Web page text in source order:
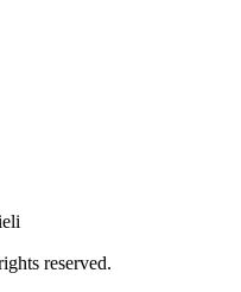
reserved.